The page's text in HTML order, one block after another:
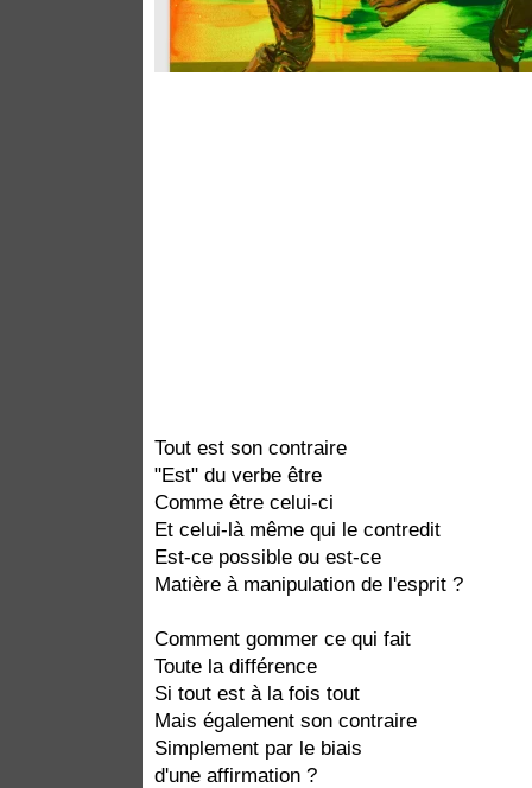
Tout est son contraire
"Est" du verbe être
Comme être celui-ci
Et celui-là même qui le contredit
Est-ce possible ou est-ce
Matière à manipulation de l'esprit ?
Comment gommer ce qui fait
Toute la différence
Si tout est à la fois tout
Mais également son contraire
Simplement par le biais
d'une affirmation ?